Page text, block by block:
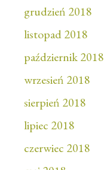
grudzień 2018
listopad 2018
październik 2018
wrzesień 2018
sierpień 2018
lipiec 2018
czerwiec 2018